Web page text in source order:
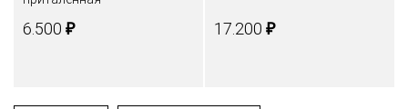
6.500 ₽ 17.200 ₽